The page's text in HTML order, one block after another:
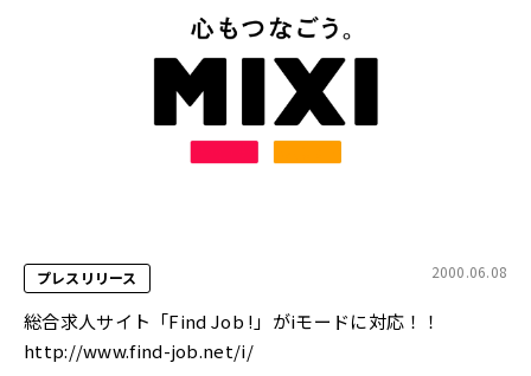
プレスリリース 2000.06.08
総合求人サイト「Find Job !」がiモードに対応！！
http://www.find-job.net/i/